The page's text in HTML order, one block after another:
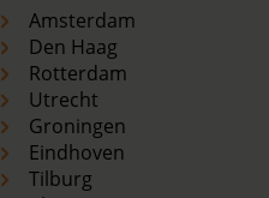
Amsterdam
Den Haag
Rotterdam
Utrecht
Groningen
Eindhoven
Tilburg